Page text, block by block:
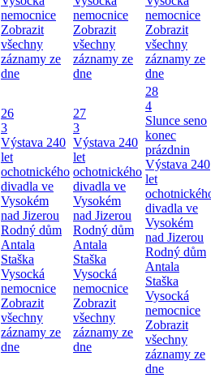
nemocnice
Zobrazit
všechny
záznamy ze
dne
nemocnice
Zobrazit
všechny
záznamy ze
dne
nemocnice
Zobrazit
všechny
záznamy ze
dne
26
3
Výstava 240
let
ochotnického
divadla ve
Vysokém
nad Jizerou
Rodný dům
Antala
Staška
Vysocká
nemocnice
Zobrazit
všechny
záznamy ze
dne
27
3
Výstava 240
let
ochotnického
divadla ve
Vysokém
nad Jizerou
Rodný dům
Antala
Staška
Vysocká
nemocnice
Zobrazit
všechny
záznamy ze
dne
28
4
Slunce seno
konec
prázdnin
Výstava 240
let
divadla ve
Vysokém
nad Jizerou
Rodný dům
Antala
Staška
Vysocká
nemocnice
Zobrazit
všechny
záznamy ze
dne